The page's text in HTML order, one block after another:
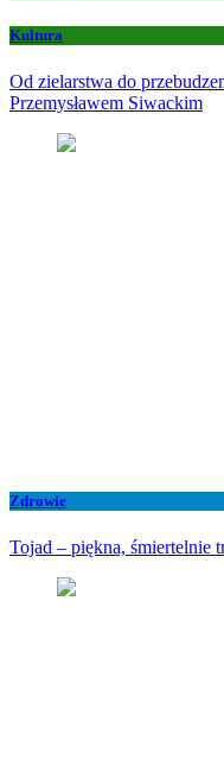
Kultura
Od zielarstwa do
Przemysławem Siwackim
Zdrowie
Tojad – piękna, śmiertelnie